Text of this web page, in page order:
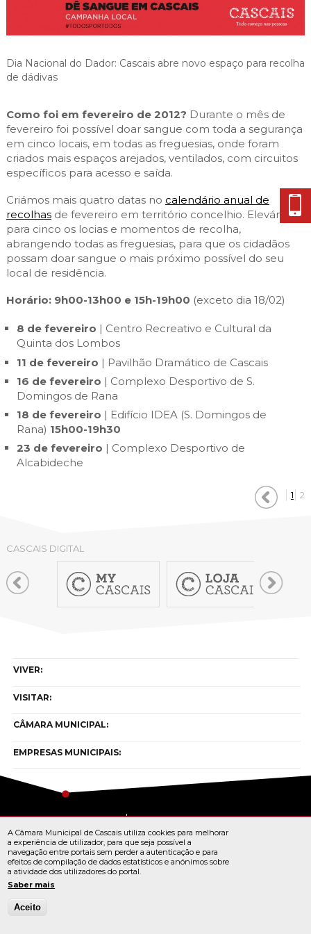
Planeamento Estratégico
Urbanismo
Cascais Próxima
Economia & Inovação
Qualidade de vida
Agenda do executivo
ESTUDAR
TEMPOS LIVRES
MOBILIDADE
INVESTIR EM CASCAIS
SERVIÇOS
MAPA DO PORTAL
Dia Nacional do Dador: Cascais abre novo espaço para recolha
de dádivas
Como foi em fevereiro de 2012? Durante o mês de
fevereiro foi possível doar sangue com toda a segurança
em cinco locais, em todas as freguesias, onde foram
criados mais espaços arejados, ventilados, com circuitos
específicos para acesso e saída.
Criámos mais quatro datas no calendário anual de
recolhasde fevereiro em território concelhio. Elevámos
para cinco os locias e momentos de recolha,
abrangendo todas as freguesias, para que os cidadãos
possam doar sangue o mais próximo possível do seu
local de residência.
Horário: 9h00-13h00 e 15h-19h00 (exceto dia 18/02)
8 de fevereiro | Centro Recreativo e Cultural da
Quinta dos Lombos
11 de fevereiro | Pavilhão Dramático de Cascais
16 de fevereiro | Complexo Desportivo de S.
Domingos de Rana
18 de fevereiro | Edifício IDEA (S. Domingos de
Rana) 15h00-19h30
23 de fevereiro | Complexo Desportivo de
Alcabideche
1 2
CASCAIS DIGITAL
VIVER:
VISITAR:
CÂMARA MUNICIPAL:
EMPRESAS MUNICIPAIS:
Todos os direitos reservados
TERMOS E CONDIÇÕES
© Cascais 2026
A Câmara Municipal de Cascais utiliza cookies para melhorar
a experiência de utilizador, para que seja possível a
navegação entre portais sem perder a autenticação e para
efeitos de compilação de dados estatísticos e anónimos sobre
a atividade dos utilizadores do portal.
Saber mais
Aceito